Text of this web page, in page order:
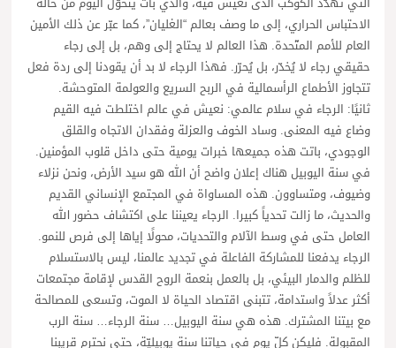
الاحتباس الحراري، إلى ما وصف بعالم “الغليان”، كما عبّر عن ذلك الأمين
العام للأمم المتّحدة. هذا العالم لا يحتاج إلى وهم، بل إلى رجاء
حقيقي رجاء لا يُخدّر، بل يُحرّر. فهذا الرجاء لا بد أن يقودنا إلى ردة فعل
تتجاوز الأطماع الرأسمالية في الربح السريع والعولمة المتوحشة.
ثانيًا: الرجاء في سلام عالمي: نعيش في عالم اختلطت فيه القيم
وضاع فيه المعنى. وساد الخوف والعزلة وفقدان الاتجاه والقلق
الوجودي، باتت هذه جميعها خبرات يومية حتى داخل قلوب المؤمنين.
في سنة اليوبيل هناك إعلان واضح أن الله هو سيد الأرض، ونحن نزلاء
وضيوف، ومتساوون. هذه المساواة في المجتمع الإنساني القديم
والحديث، ما زالت تحدياً كبيرا. الرجاء يعيننا على اكتشاف حضور الله
العامل حتى في وسط الآلام والتحديات، محولًا إياها إلى فرص للنمو.
الرجاء يدفعنا للمشاركة الفاعلة في تجديد عالمنا، ليس بالاستسلام
للظلم والدمار البيئي، بل بالعمل بنعمة الروح القدس لإقامة مجتمعات
أكثر عدلاً واستدامة، تتبنى اقتصاد الحياة لا الموت، وتسعى للمصالحة
مع بيتنا المشترك. هذه هي سنة اليوبيل… سنة الرجاء… سنة الرب
المقبولة. فليكن كلّ يوم في حياتنا سنة يوبيليّة، حتى نحترم قريبنا